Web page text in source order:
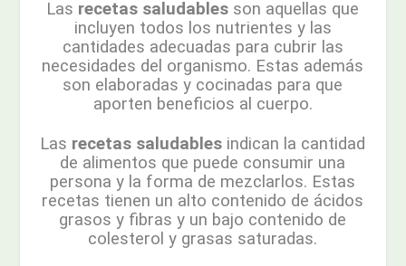
Las recetas saludables son aquellas que
incluyen todos los nutrientes y las
cantidades adecuadas para cubrir las
necesidades del organismo. Estas además
son elaboradas y cocinadas para que
aporten beneficios al cuerpo.
Las recetas saludables indican la cantidad
de alimentos que puede consumir una
persona y la forma de mezclarlos. Estas
recetas tienen un alto contenido de ácidos
grasos y fibras y un bajo contenido de
colesterol y grasas saturadas.